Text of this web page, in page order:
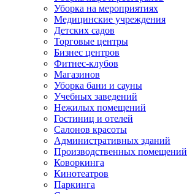
Уборка на мероприятиях
Медицинские учреждения
Детских садов
Торговые центры
Бизнес центров
Фитнес-клубов
Магазинов
Уборка бани и сауны
Учебных заведений
Нежилых помещений
Гостиниц и отелей
Салонов красоты
Административных зданий
Производственных помещений
Коворкинга
Кинотеатров
Паркинга